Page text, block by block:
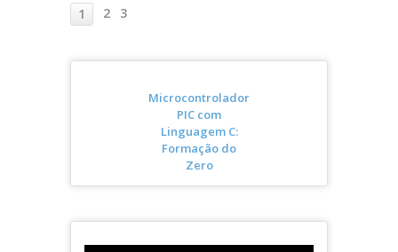
1 2 3
Microcontrolador
PIC com
Linguagem C:
Formação do
Zero